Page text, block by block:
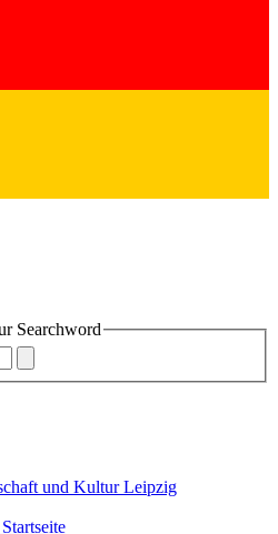
Searchword
und Kultur Leipzig